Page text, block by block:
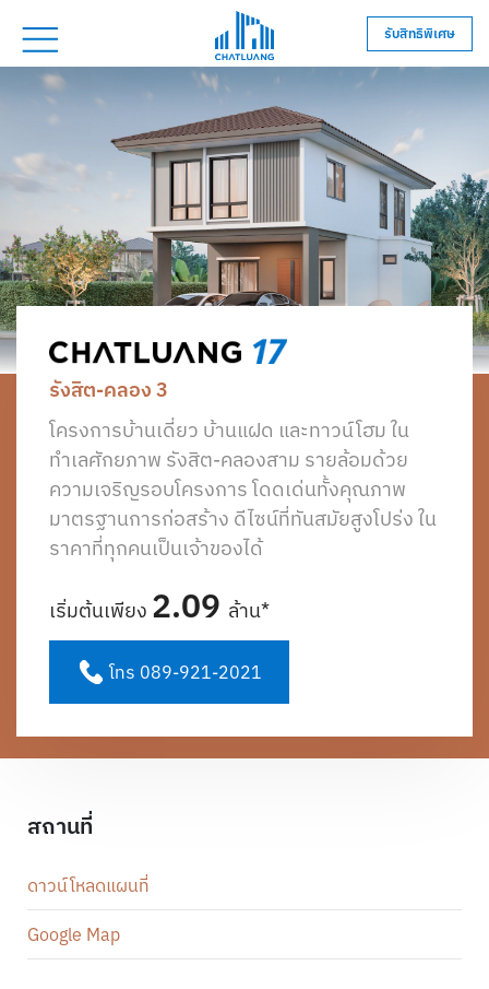
รับสิทธิพิเศษ
รังสิต-คลอง 3
โครงการบ้านเดี่ยว บ้านแฝด และทาวน์โฮม ใน
ทำเลศักยภาพ รังสิต-คลองสาม รายล้อมด้วย
ความเจริญรอบโครงการ โดดเด่นทั้งคุณภาพ
มาตรฐานการก่อสร้าง ดีไซน์ที่ทันสมัยสูงโปร่ง ใน
ราคาที่ทุกคนเป็นเจ้าของได้
เริ่มต้นเพียง 2.09 ล้าน*
โทร 089-921-2021
สถานที่
ดาวน์โหลดแผนที่
Google Map